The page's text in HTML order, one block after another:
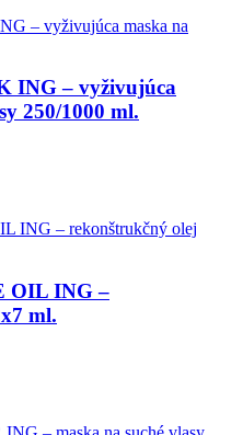
ING – vyživujúca
250/1000 ml.
OIL ING –
ml.